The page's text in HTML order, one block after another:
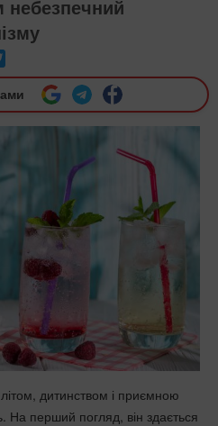
дитинством і приємною
На перший погляд, він здається